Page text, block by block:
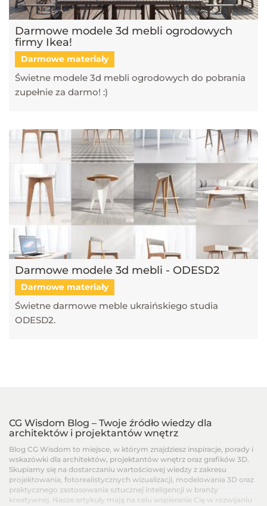
Darmowe modele 3d mebli ogrodowych
firmy Ikea!
Darmowe materiały
Świetne modele 3d mebli ogrodowych do pobrania
zupełnie za darmo! :)
Darmowe modele 3d mebli - ODESD2
Darmowe materiały
Świetne darmowe meble ukraińskiego studia
ODESD2.
CG Wisdom Blog – Twoje źródło wiedzy dla
architektów i projektantów wnętrz
Blog CG Wisdom to miejsce, w którym znajdziesz inspiracje, porady i
wskazówki dla architektów, projektantów wnętrz oraz grafików 3D.
Skupiamy się na dostarczaniu wartościowej wiedzy z zakresu
projektowania, fotorealistycznych wizualizacji, modelowania 3D oraz
praktycznego zastosowania sztucznej inteligencji w branży
kreatywnej. Nasze artykuły mają na celu wspieranie Cię w rozwijaniu